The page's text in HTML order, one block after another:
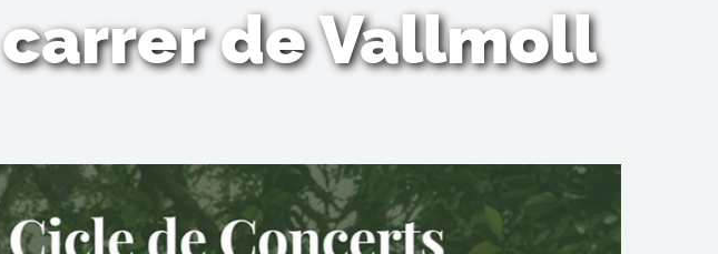
de Vallmoll